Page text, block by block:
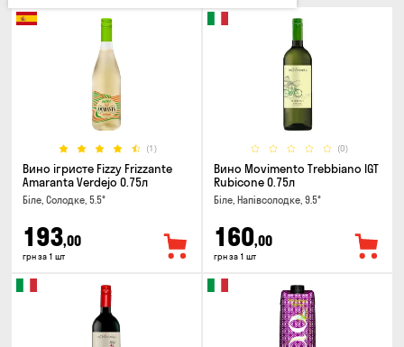
(1)
Вино ігристе Fizzy Frizzante
Amaranta Verdejo 0.75л
Біле, Солодке, 5.5°
193,00
грн за 1 шт
(0)
Вино Movimento Trebbiano IGT
Rubicone 0.75л
Біле, Напівсолодке, 9.5°
160,00
грн за 1 шт